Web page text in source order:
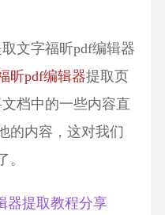
文字福昕pdf编辑器
昕pdf编辑器提取页
档中的一些内容直
的内容，这对我们
。
器提取教程分享